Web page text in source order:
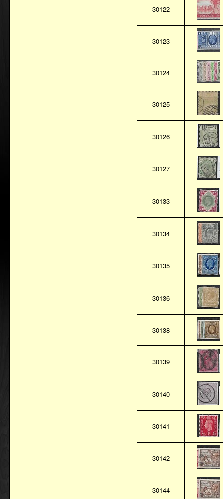
30122
30123
30124
30125
30126
30127
30133
30134
30135
30136
30138
30139
30140
30141
30142
30144